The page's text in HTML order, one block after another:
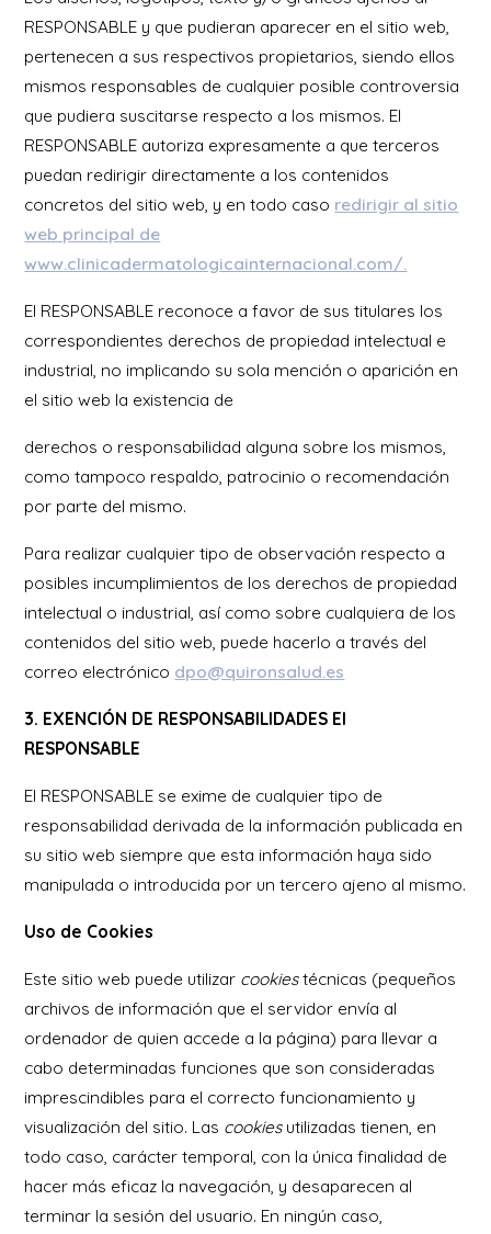
RESPONSABLE y que pudieran aparecer en el sitio web,
pertenecen a sus respectivos propietarios, siendo ellos
mismos responsables de cualquier posible controversia
que pudiera suscitarse respecto a los mismos. El
RESPONSABLE autoriza expresamente a que terceros
puedan redirigir directamente a los contenidos
concretos del sitio web, y en todo caso redirigir al sitio
web principal de
www.clinicadermatologicainternacional.com/.
El RESPONSABLE reconoce a favor de sus titulares los
correspondientes derechos de propiedad intelectual e
industrial, no implicando su sola mención o aparición en
el sitio web la existencia de
derechos o responsabilidad alguna sobre los mismos,
como tampoco respaldo, patrocinio o recomendación
por parte del mismo.
Para realizar cualquier tipo de observación respecto a
posibles incumplimientos de los derechos de propiedad
intelectual o industrial, así como sobre cualquiera de los
contenidos del sitio web, puede hacerlo a través del
correo electrónico dpo@quironsalud.es
3. EXENCIÓN DE RESPONSABILIDADES El
RESPONSABLE
El RESPONSABLE se exime de cualquier tipo de
responsabilidad derivada de la información publicada en
su sitio web siempre que esta información haya sido
manipulada o introducida por un tercero ajeno al mismo.
Uso de Cookies
Este sitio web puede utilizar cookiestécnicas (pequeños
archivos de información que el servidor envía al
ordenador de quien accede a la página) para llevar a
cabo determinadas funciones que son consideradas
imprescindibles para el correcto funcionamiento y
visualización del sitio. Las cookies utilizadas tienen, en
todo caso, carácter temporal, con la única finalidad de
hacer más eficaz la navegación, y desaparecen al
terminar la sesión del usuario. En ningún caso,